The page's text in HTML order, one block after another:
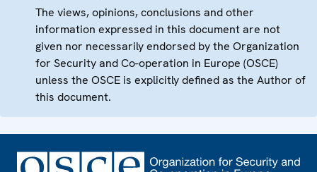
The views, opinions, conclusions and other
information expressed in this document are not
given nor necessarily endorsed by the Organization
for Security and Co-operation in Europe (OSCE)
unless the OSCE is explicitly defined as the Author of
this document.